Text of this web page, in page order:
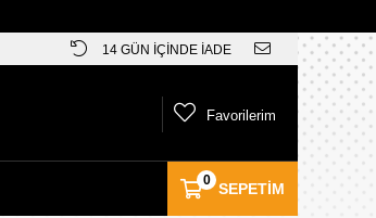
14 GÜN İÇİNDE İADE
SEPETIM
0
Favorilerim